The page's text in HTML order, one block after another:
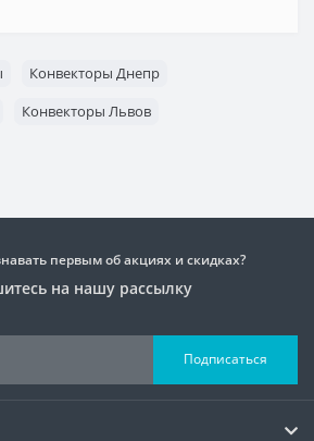
Конвекторы Днепр
Конвекторы Львов
первым об акциях и скидках?
на нашу рассылку
Подписаться